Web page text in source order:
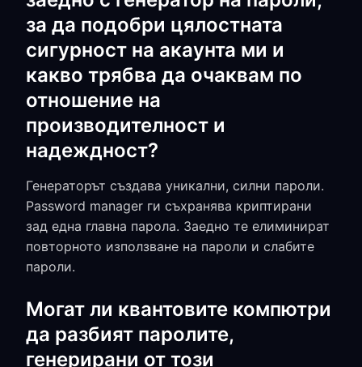
за да подобри цялостната
сигурност на акаунта ми и
какво трябва да очаквам по
отношение на
производителност и
надеждност?
Генераторът създава уникални, силни пароли.
Password manager ги съхранява криптирани
зад една главна парола. Заедно те елиминират
повторното използване на пароли и слабите
пароли.
Могат ли квантовите компютри
да разбият паролите,
генерирани от този